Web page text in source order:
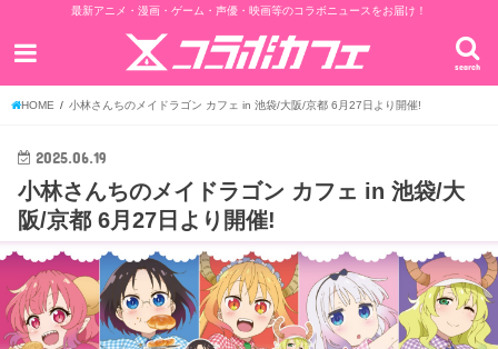
最新アニメ・漫画・ゲーム・声優・映画等のコラボニュースをお届け！
search
HOME 小林さんちのメイドラゴン カフェ in 池袋/大阪/京都 6月27日より開催!
2025.06.19
小林さんちのメイドラゴン カフェ in 池袋/大
阪/京都 6月27日より開催!